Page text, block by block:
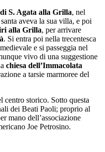
S. Agata alla Grilla, nel
aveva la sua villa, e poi
alla Grilla, per arrivare
. Si entra poi nella trecentesca
e si passeggia nel
vivo di una suggestione
chiesa dell’Immacolata
a tarsie marmoree del
centro storico. Sotto questa
dei Beati Paoli; proprio al
mano dell’associazione
Joe Petrosino.